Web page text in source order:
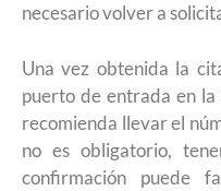
necesario volver a
Una vez obtenida la
puerto de entrada en la
recomienda llevar el
no es obligatorio,
confirmación puede